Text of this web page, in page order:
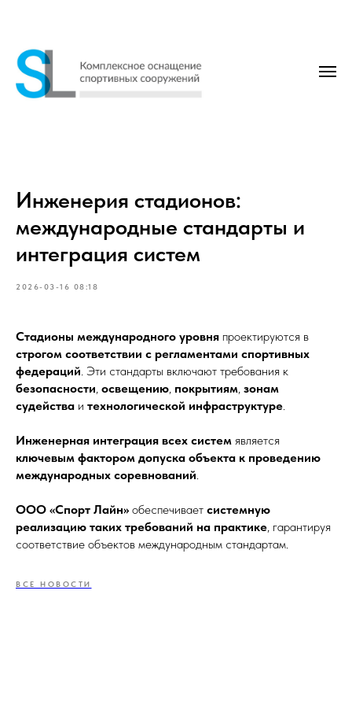
Инженерия стадионов:
международные стандарты и
интеграция систем
2026-03-16 08:18
Стадионы международного уровня проектируются в
строгом соответствии с регламентами спортивных
федераций. Эти стандарты включают требования к
безопасности, освещению, покрытиям, зонам
судейства и технологической инфраструктуре.
Инженерная интеграция всех систем является
ключевым фактором допуска объекта к проведению
международных соревнований.
ООО «Спорт Лайн» обеспечивает системную
реализацию таких требований на практике, гарантируя
соответствие объектов международным стандартам.
ВСЕ НОВОСТИ